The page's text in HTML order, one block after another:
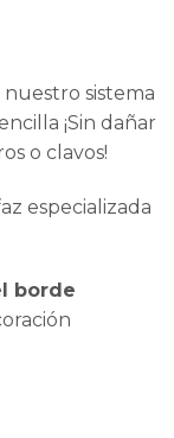
nuestro sistema
¡Sin dañar
o clavos!
especializada
borde